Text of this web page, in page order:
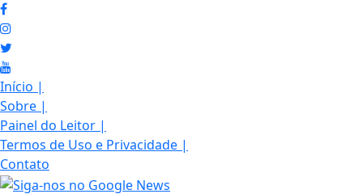
Início |
Sobre |
Painel do Leitor |
Termos de Uso e Privacidade |
Contato